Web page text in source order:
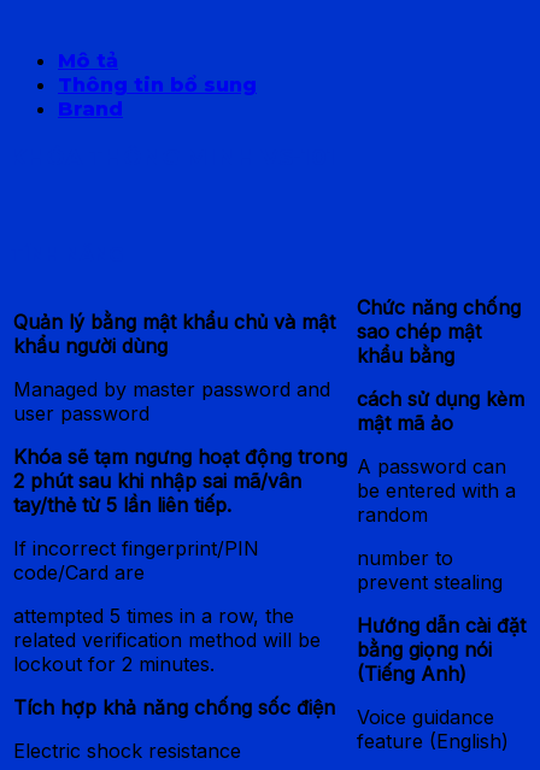
Mô tả
Thông tin bổ sung
Brand
Quản lý bằng mật khẩu chủ và mật
khẩu người dùng
Managed by master password and
user password
Khóa sẽ tạm ngưng hoạt động trong
2 phút sau khi nhập sai mã/vân
tay/thẻ từ 5 lần liên tiếp.
If incorrect fingerprint/PIN
code/Card are
attempted 5 times in a row, the
related verification method will be
lockout for 2 minutes.
Tích hợp khả năng chống sốc điện
Electric shock resistance
Chức năng chống
sao chép mật
khẩu bằng
cách sử dụng kèm
mật mã ảo
A password can
be entered with a
random
number to
prevent stealing
Hướng dẫn cài đặt
bằng giọng nói
(Tiếng Anh)
Voice guidance
feature (English)